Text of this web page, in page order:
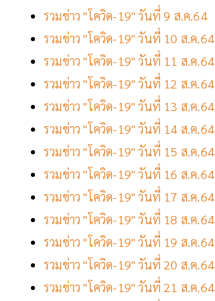
รวมข่าว "โควิด-19" วันที่ 9 ส.ค.64
รวมข่าว "โควิด-19" วันที่ 10 ส.ค.64
รวมข่าว "โควิด-19" วันที่ 11 ส.ค.64
รวมข่าว "โควิด-19" วันที่ 12 ส.ค.64
รวมข่าว "โควิด-19" วันที่ 13 ส.ค.64
รวมข่าว "โควิด-19" วันที่ 14 ส.ค.64
รวมข่าว "โควิด-19" วันที่ 15 ส.ค.64
รวมข่าว "โควิด-19" วันที่ 16 ส.ค.64
รวมข่าว "โควิด-19" วันที่ 17 ส.ค.64
รวมข่าว "โควิด-19" วันที่ 18 ส.ค.64
รวมข่าว "โควิด-19" วันที่ 19 ส.ค.64
รวมข่าว "โควิด-19" วันที่ 20 ส.ค.64
รวมข่าว "โควิด-19" วันที่ 21 ส.ค.64